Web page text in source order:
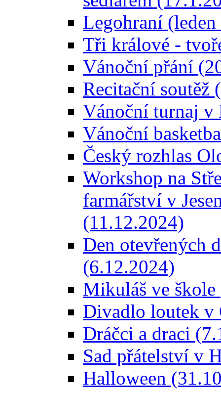
Legohraní
Tři králové -
Vánoční přání
Recitační soutěž
Vánoční turnaj v
Vánoční
Český rozhlas
Workshop na
farmářství v
(11.12.2024)
Den otevřených
(6.12.2024)
Mikuláš ve
Divadlo loutek v
Dráčci a draci
Sad přátelství v
Halloween